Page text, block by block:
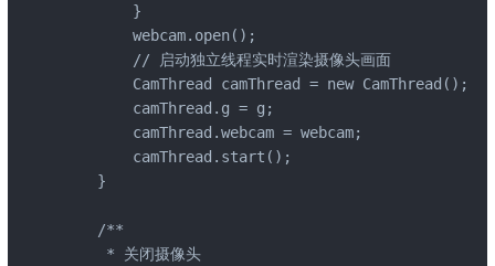
        }
        webcam.open();
        // 启动独立线程实时渲染摄像头画面
        CamThread camThread = new CamThread();
        camThread.g = g;
        camThread.webcam = webcam;
        camThread.start();
    }
    /**
     * 关闭摄像头